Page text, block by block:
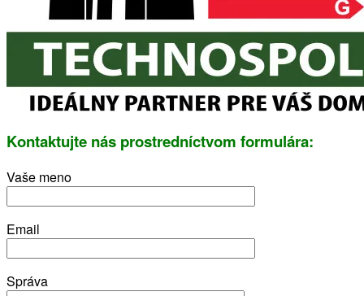
Kontaktujte nás prostredníctvom formulára:
Vaše meno
Email
Správa